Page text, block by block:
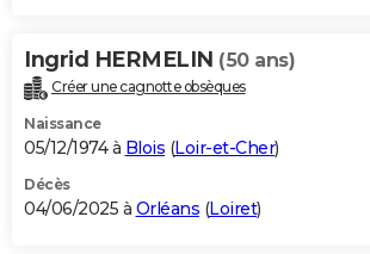
Ingrid HERMELIN (50 ans)
Créer une cagnotte obsèques
Naissance
05/12/1974 à Blois (Loir-et-Cher)
Décès
04/06/2025 à Orléans (Loiret)